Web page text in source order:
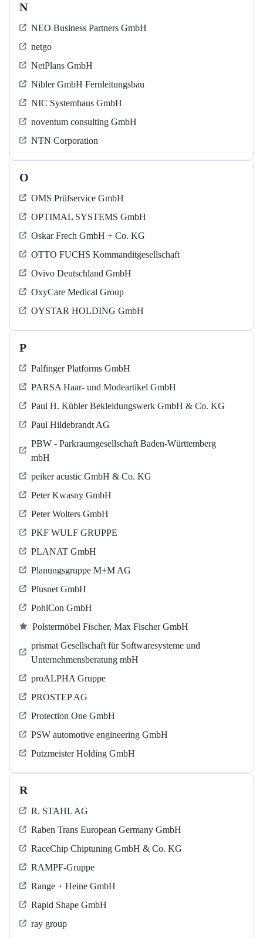
N
NEO Business Partners GmbH
netgo
NetPlans GmbH
Nibler GmbH Fernleitungsbau
NIC Systemhaus GmbH
noventum consulting GmbH
NTN Corporation
O
OMS Prüfservice GmbH
OPTIMAL SYSTEMS GmbH
Oskar Frech GmbH + Co. KG
OTTO FUCHS Kommanditgesellschaft
Ovivo Deutschland GmbH
OxyCare Medical Group
OYSTAR HOLDING GmbH
P
Palfinger Platforms GmbH
PARSA Haar- und Modeartikel GmbH
Paul H. Kübler Bekleidungswerk GmbH & Co. KG
Paul Hildebrandt AG
PBW - Parkraumgesellschaft Baden-Württemberg
mbH
peiker acustic GmbH & Co. KG
Peter Kwasny GmbH
Peter Wolters GmbH
PKF WULF GRUPPE
PLANAT GmbH
Planungsgruppe M+M AG
Plusnet GmbH
PohlCon GmbH
Polstermöbel Fischer, Max Fischer GmbH
prismat Gesellschaft für Softwaresysteme und
Unternehmensberatung mbH
proALPHA Gruppe
PROSTEP AG
Protection One GmbH
PSW automotive engineering GmbH
Putzmeister Holding GmbH
R
R. STAHL AG
Raben Trans European Germany GmbH
RaceChip Chiptuning GmbH & Co. KG
RAMPF-Gruppe
Range + Heine GmbH
Rapid Shape GmbH
ray group